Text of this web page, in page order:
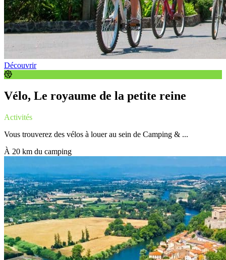
Découvrir
Vélo, Le royaume de la petite reine
Activités
Vous trouverez des vélos à louer au sein de Camping & ...
À 20 km du camping